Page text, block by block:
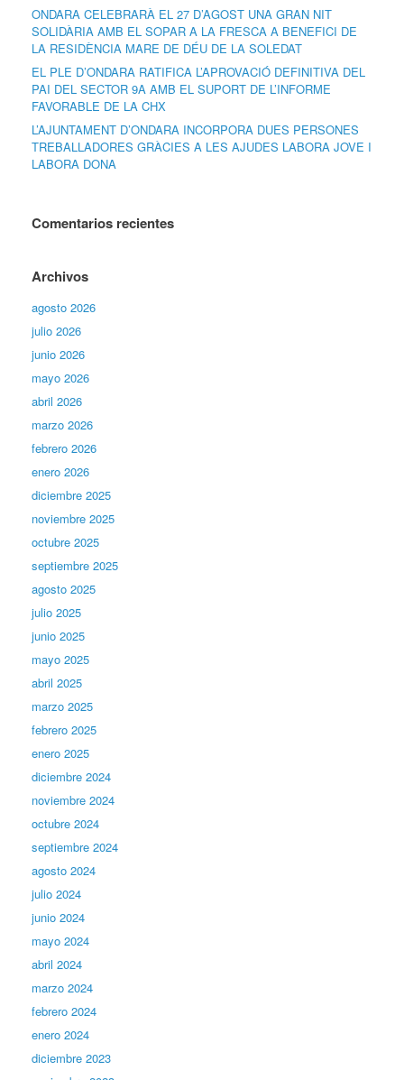
ONDARA CELEBRARÀ EL 27 D’AGOST UNA GRAN NIT
SOLIDÀRIA AMB EL SOPAR A LA FRESCA A BENEFICI DE
LA RESIDÈNCIA MARE DE DÉU DE LA SOLEDAT
EL PLE D’ONDARA RATIFICA L’APROVACIÓ DEFINITIVA DEL
PAI DEL SECTOR 9A AMB EL SUPORT DE L’INFORME
FAVORABLE DE LA CHX
L’AJUNTAMENT D’ONDARA INCORPORA DUES PERSONES
TREBALLADORES GRÀCIES A LES AJUDES LABORA JOVE I
LABORA DONA
Comentarios recientes
Archivos
agosto 2026
julio 2026
junio 2026
mayo 2026
abril 2026
marzo 2026
febrero 2026
enero 2026
diciembre 2025
noviembre 2025
octubre 2025
septiembre 2025
agosto 2025
julio 2025
junio 2025
mayo 2025
abril 2025
marzo 2025
febrero 2025
enero 2025
diciembre 2024
noviembre 2024
octubre 2024
septiembre 2024
agosto 2024
julio 2024
junio 2024
mayo 2024
abril 2024
marzo 2024
febrero 2024
enero 2024
diciembre 2023